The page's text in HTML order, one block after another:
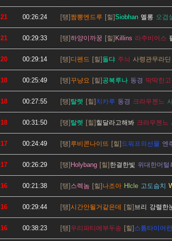
21 00:26:24 짬뽕엔드루 Siobhan 멜롱 오겹
21 00:29:33 하양이까꿍 Killins 라주비어스
20 00:29:14 디펜드 돌댜 주늬 사령관무라딘
18 00:25:49 꾸냥요 공복루나 동경 딱딱한
18 00:27:55 탈렛 치카루 동경 크라우젠느
18 00:31:50 탈렛 힐달라고해봐 크라우젠느
17 00:24:49 루비콘나이뜨 드워프의선물 엔
17 00:26:29 Holybang 한결한빛 위대한머털
16 00:21:38 스렉놈 나조아 Hlcle 고도슴치
16 00:29:44 시간안될거같은데 브리 강렬한
16 00:38:23 우리파티에부두송 스톰타이어